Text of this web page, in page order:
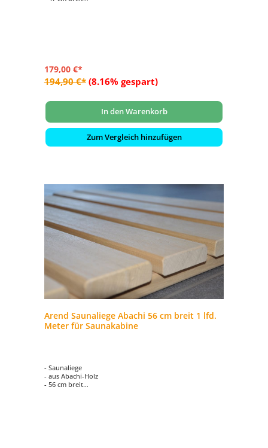
179,00 €*
194,90 €* (8.16% gespart)
In den Warenkorb
Zum Vergleich hinzufügen
Arend Saunaliege Abachi 56 cm breit 1 lfd.
Meter für Saunakabine
- Saunaliege
- aus Abachi-Holz
- 56 cm breit